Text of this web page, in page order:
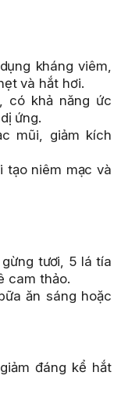
kháng viêm,
và hắt hơi.
có khả năng ức
ứng.
mũi, giảm kích
niêm mạc và
tươi, 5 lá tía
cam thảo.
ăn sáng hoặc
đáng kể hắt